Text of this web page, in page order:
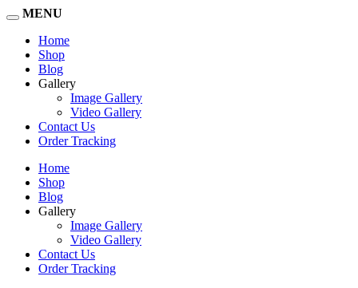
MENU
Home
Shop
Blog
Gallery
Image Gallery
Video Gallery
Contact Us
Order Tracking
Home
Shop
Blog
Gallery
Image Gallery
Video Gallery
Contact Us
Order Tracking